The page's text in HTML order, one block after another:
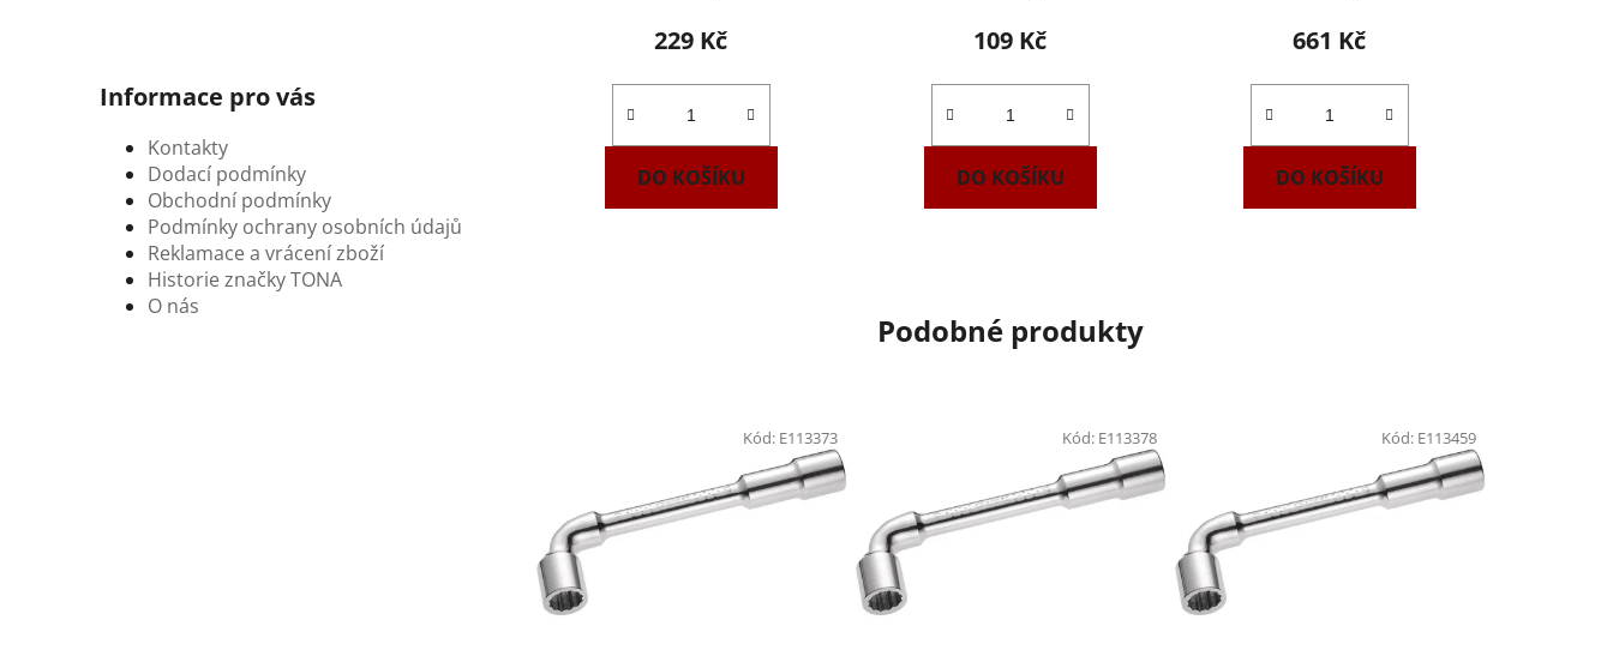
Informace pro vás
Kontakty
Dodací podmínky
Obchodní podmínky
Podmínky ochrany osobních údajů
Reklamace a vrácení zboží
Historie značky TONA
O nás
229 Kč
DO KOŠÍKU
109 Kč
DO KOŠÍKU
661 Kč
DO KOŠÍKU
Podobné produkty
Kód: E113373 Kód: E113378 Kód: E113459